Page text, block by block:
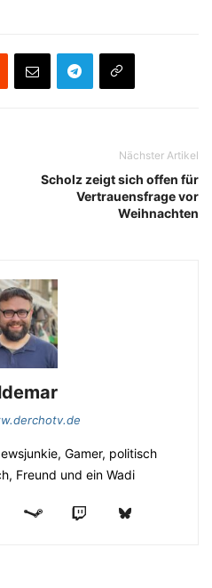
Nächster Artikel
Scholz zeigt sich offen für
Vertrauensfrage vor
Weihnachten
Gamer, politisch
Freund und ein Wadi